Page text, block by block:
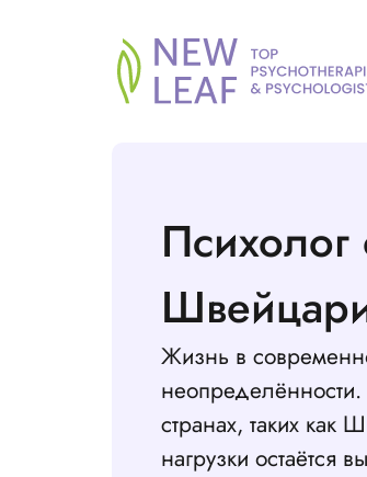
Жизнь в
странах, таких как
нагрузки остаётся